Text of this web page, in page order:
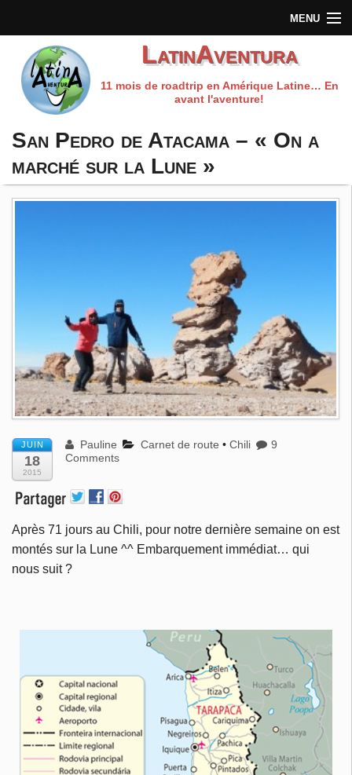
MENU
Accueil
Qui sommes-nous?
Carnet de route
Les fils rouges
LatinAventura
11 mois de roadtrip en Amérique Latine… En
avant l'aventure!
San Pedro de Atacama – « On a
marché sur la Lune »
JUIN
18
2015
Pauline Carnet de route •Chili
9
Comments
Après 71 jours au Chili, pour notre dernière semaine on est
montés sur la Lune ^^ Embarquement immédiat… qui
nous suit ?